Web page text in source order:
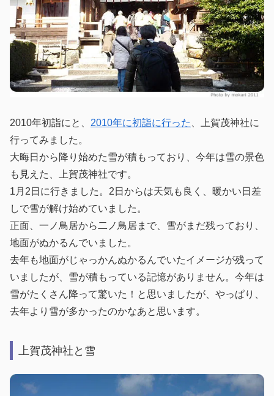
2010年初詣にと、 2010年に初詣に行った
、上賀茂神社に
行ってみました。
大晦日から降り始めた雪が積もっており、今年は雪の景色
も見えた、上賀茂神社です。
1月2日に行きました。2日からは天気も良く、暖かい日差
しで雪が解け始めていました。
正面、一ノ鳥居から二ノ鳥居まで、雪がまだ残っており、
地面がぬかるんでいました。
去年も地面がじゃっかんぬかるんでいたイメージが残って
いましたが、雪が積もっている記憶がありません。今年は
雪がたくさん降って驚いた！と思いましたが、やっぱり、
去年より雪が多かったのかなあと思います。
上賀茂神社と雪